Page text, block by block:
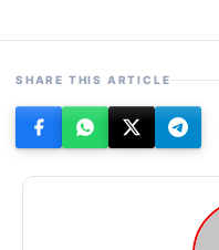
SHARE THIS ARTICLE